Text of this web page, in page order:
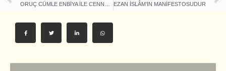
EZAN İSLÂM’IN MANİFESTOSUDUR